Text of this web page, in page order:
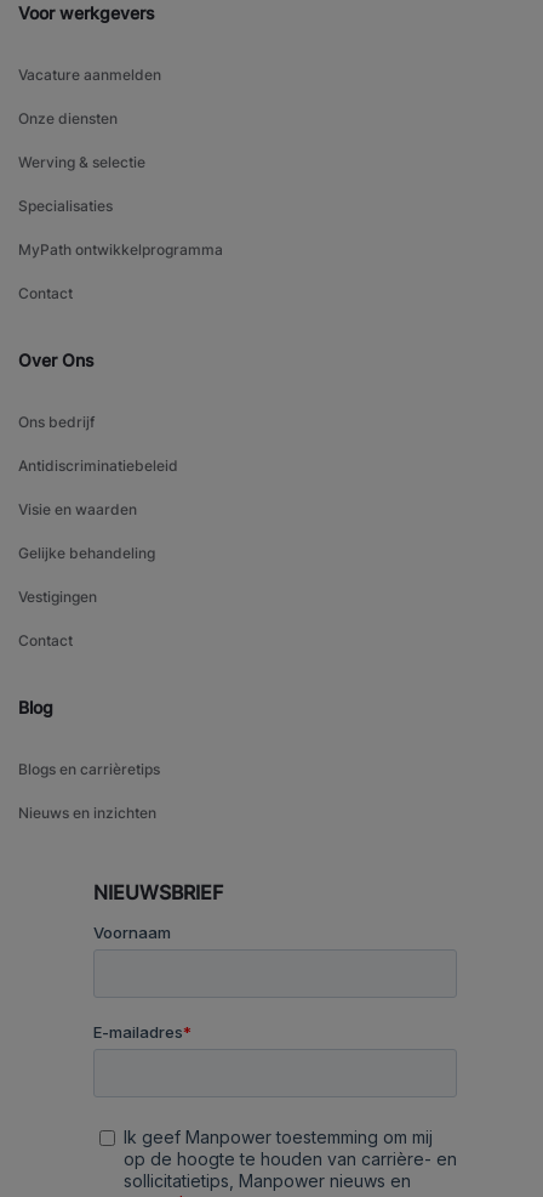
Voor werkgevers
Vacature aanmelden
Onze diensten
Werving & selectie
Specialisaties
MyPath ontwikkelprogramma
Contact
Over Ons
Ons bedrijf
Antidiscriminatiebeleid
Visie en waarden
Gelijke behandeling
Vestigingen
Contact
Blog
Blogs en carrièretips
Nieuws en inzichten
NIEUWSBRIEF